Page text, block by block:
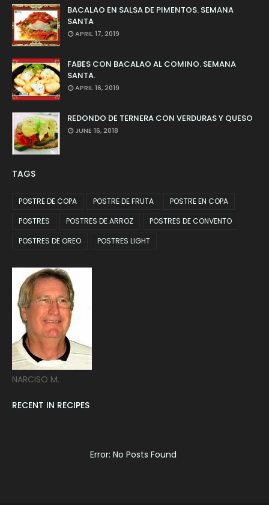
BACALAO EN SALSA DE PIMENTOS. SEMANA
SANTA
APRIL 17, 2019
FABES CON BACALAO AL COMINO. SEMANA
SANTA.
APRIL 16, 2019
REDONDO DE TERNERA CON VERDURAS Y QUESO
JUNE 16, 2018
TAGS
POSTRE DE COPA POSTRE DE FRUTA
POSTRE EN COPA
POSTRES
POSTRES DE ARROZ
POSTRES DE CONVENTO
POSTRES DE OREO
POSTRES LIGHT
NARCISO M.
RECENT IN RECIPES
Error: No Posts Found